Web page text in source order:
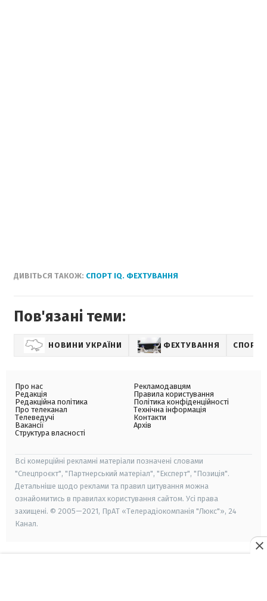
ДИВІТЬСЯ ТАКОЖ: СПОРТ IQ. ФЕХТУВАННЯ
Пов'язані теми:
НОВИНИ УКРАЇНИ ФЕХТУВАННЯ СПОРТ
Про нас
Редакція
Редакційна політика
Про телеканал
Телеведучі
Вакансії
Структура власності
Рекламодавцям
Правила користування
Політика конфіденційності
Технічна інформація
Контакти
Архів
Всі комерційні рекламні матеріали позначені словами
"Спецпроєкт", "Партнерський матеріал", "Експерт", "Позиція".
Детальніше щодо реклами та правил цитування можна
ознайомитись в правилах користування сайтом. Усі права
захищені. © 2005—2021, ПрАТ «Телерадіокомпанія "Люкс"», 24
Канал.